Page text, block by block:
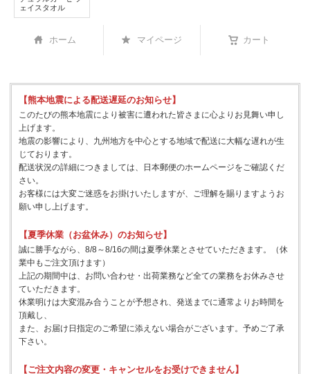
ェイスタオル
ホーム マイページ カート
【熊本地震による配送遅延のお知らせ】
このたびの熊本地震により被害に遭われた皆さまに心よりお見舞い申し
上げます。
地震の影響により、九州地方を中心とする地域で配送に大幅な遅れが生
じております。
配送状況の詳細につきましては、日本郵便のホームページをご確認くだ
さい。
お客様には大変ご迷惑をお掛けいたしますが、ご理解を賜りますようお
願い申し上げます。
【夏季休業（お盆休み）のお知らせ】
誠に勝手ながら、8/8～8/16の間は夏季休業とさせていただきます。（休
業中もご注文頂けます）
上記の期間中は、お問い合わせ・出荷業務など全ての業務をお休みさせ
ていただきます。
休業明けは大変混み合うことが予想され、発送までに通常よりお時間を
頂戴し、
また、お届け日指定のご希望に添えない場合がございます。予めご了承
下さい。
【ご注文内容の変更・キャンセルをお受けできません】